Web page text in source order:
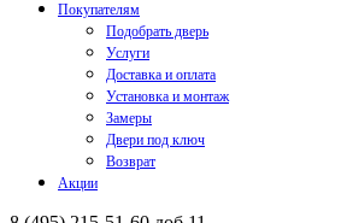
Покупателям
Подобрать дверь
Услуги
Доставка и оплата
Установка и монтаж
Замеры
Двери под ключ
Возврат
Акции